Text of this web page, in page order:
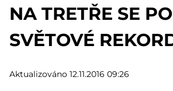
NA TRETŘE SE
SVĚTOVÉ
Aktualizováno 12.11.2016 09:26